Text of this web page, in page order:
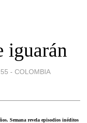
iguarán
- COLOMBIA
Semana revela episodios inéditos